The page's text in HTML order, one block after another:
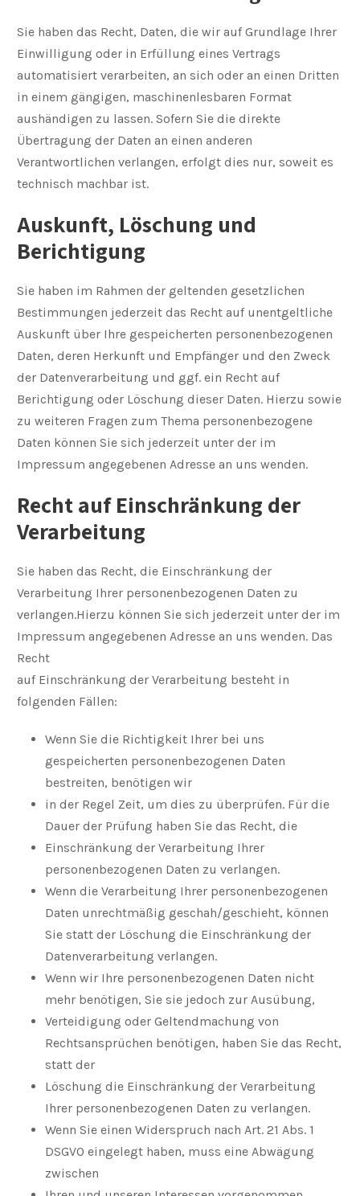
Sie haben das Recht, Daten, die wir auf Grundlage Ihrer
Einwilligung oder in Erfüllung eines Vertrags
automatisiert verarbeiten, an sich oder an einen Dritten
in einem gängigen, maschinenlesbaren Format
aushändigen zu lassen. Sofern Sie die direkte
Übertragung der Daten an einen anderen
Verantwortlichen verlangen, erfolgt dies nur, soweit es
technisch machbar ist.
Auskunft, Löschung und
Berichtigung
Sie haben im Rahmen der geltenden gesetzlichen
Bestimmungen jederzeit das Recht auf unentgeltliche
Auskunft über Ihre gespeicherten personenbezogenen
Daten, deren Herkunft und Empfänger und den Zweck
der Datenverarbeitung und ggf. ein Recht auf
Berichtigung oder Löschung dieser Daten. Hierzu sowie
zu weiteren Fragen zum Thema personenbezogene
Daten können Sie sich jederzeit unter der im
Impressum angegebenen Adresse an uns wenden.
Recht auf Einschränkung der
Verarbeitung
Sie haben das Recht, die Einschränkung der
Verarbeitung Ihrer personenbezogenen Daten zu
verlangen.Hierzu können Sie sich jederzeit unter der im
Impressum angegebenen Adresse an uns wenden. Das
Recht
auf Einschränkung der Verarbeitung besteht in
folgenden Fällen:
Wenn Sie die Richtigkeit Ihrer bei uns
gespeicherten personenbezogenen Daten
bestreiten, benötigen wir
in der Regel Zeit, um dies zu überprüfen. Für die
Dauer der Prüfung haben Sie das Recht, die
Einschränkung der Verarbeitung Ihrer
personenbezogenen Daten zu verlangen.
Wenn die Verarbeitung Ihrer personenbezogenen
Daten unrechtmäßig geschah/geschieht, können
Sie statt der Löschung die Einschränkung der
Datenverarbeitung verlangen.
Wenn wir Ihre personenbezogenen Daten nicht
mehr benötigen, Sie sie jedoch zur Ausübung,
Verteidigung oder Geltendmachung von
Rechtsansprüchen benötigen, haben Sie das Recht,
statt der
Löschung die Einschränkung der Verarbeitung
Ihrer personenbezogenen Daten zu verlangen.
Wenn Sie einen Widerspruch nach Art. 21 Abs. 1
DSGVO eingelegt haben, muss eine Abwägung
zwischen